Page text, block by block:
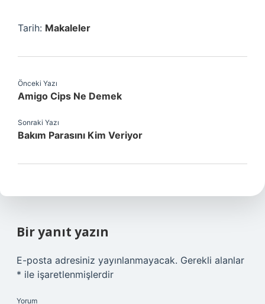
Tarih: Makaleler
Önceki Yazı
Amigo Cips Ne Demek
Sonraki Yazı
Bakım Parasını Kim Veriyor
Bir yanıt yazın
E-posta adresiniz yayınlanmayacak. Gerekli alanlar
* ile işaretlenmişlerdir
Yorum